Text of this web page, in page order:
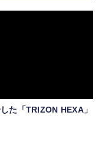
た「TRIZON HEXA」